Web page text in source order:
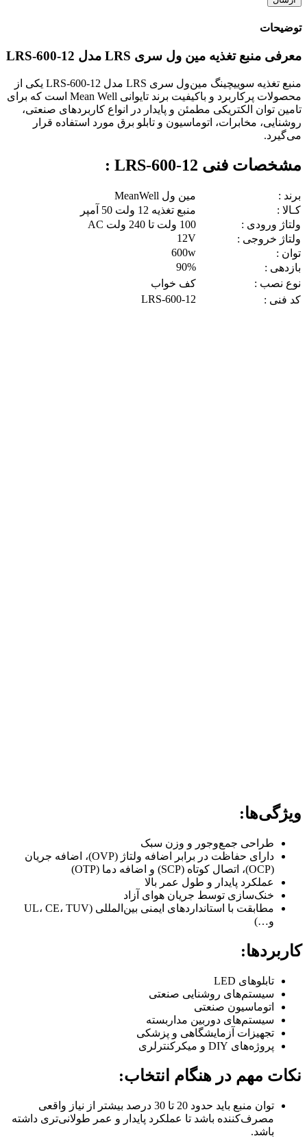
توضیحات
معرفی منبع تغذیه مین ول سری LRS مدل LRS-600-12
منبع تغذیه سوییچینگ مین‌ول سری LRS مدل LRS-600-12 یکی از
محصولات پرکاربرد و باکیفیت برند تایوانی Mean Well است که برای
تامین توان الکتریکی مطمئن و پایدار در انواع کاربردهای صنعتی،
روشنایی، مخابرات، اتوماسیون و تابلو برق مورد استفاده قرار
می‌گیرد.
مشخصات فنی LRS-600-12 :
برند :
مین ول MeanWell
کـالا :
منبع تغذیه 12 ولت 50 آمپر
ولتاژ ورودی :
100 ولت تا 240 ولت AC
ولتاژ خروجی :
12V
توان :
600w
بازدهی :
90%
نوع نصب :
کف خواب
کد فنی :
LRS-600-12
ویژگی‌ها:
طراحی جمع‌وجور و وزن سبک
دارای حفاظت در برابر اضافه ولتاژ (OVP)، اضافه جریان
(OCP)، اتصال کوتاه (SCP) و اضافه دما (OTP)
عملکرد پایدار و طول عمر بالا
خنک‌سازی توسط جریان هوای آزاد
مطابقت با استانداردهای ایمنی بین‌المللی (UL، CE، TUV
و…)
کاربردها:
تابلوهای LED
سیستم‌های روشنایی صنعتی
اتوماسیون صنعتی
سیستم‌های دوربین مداربسته
تجهیزات آزمایشگاهی و پزشکی
پروژه‌های DIY و میکرکنترلری
نکات مهم در هنگام انتخاب:
توان منبع باید حدود 20 تا 30 درصد بیشتر از نیاز واقعی
مصرف‌کننده باشد تا عملکرد پایدار و عمر طولانی‌تری داشته
باشد.